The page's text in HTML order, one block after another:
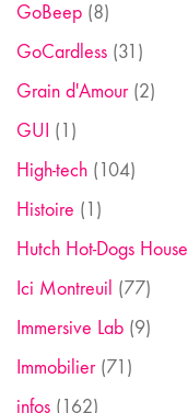
GoBeep (8)
GoCardless (31)
Grain d'Amour(2)
GUI (1)
High-tech (104)
Histoire (1)
Hutch Hot-Dogs House
Ici Montreuil (77)
Immersive Lab (9)
Immobilier(71)
infos (162)